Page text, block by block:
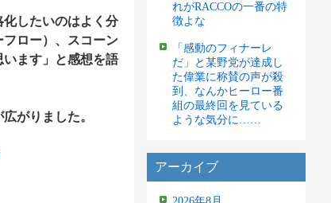
したいのはよく分
ロー）、スコーン
ます」と感想を語
がりました。
れがRACCOの一番の特
徴よな
「感動のフィナーレ
だ」と某野党が達成し
た偉業に称賛の声が殺
到、なんかヒーロー番
組の最終回を見ている
ような気分に……
アーカイブ